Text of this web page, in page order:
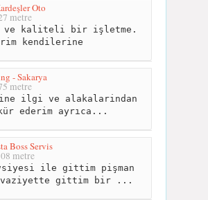
Oto
metre
kaliteli bir işletme.
kendilerine
- Sakarya
metre
ilgi ve alakalarindan
ederim ayrıca...
Boss Servis
metre
ile gittim pişman
vaziyette gittim bir ...